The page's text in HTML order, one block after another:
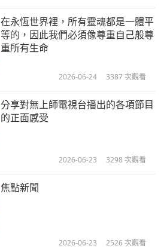
在永恆世界裡，所有靈魂都是一體平
等的，因此我們必須像尊重自己般尊
重所有生命
2026-06-24 3387次觀看
分享對無上師電視台播出的各項節目
的正面感受
2026-06-23 3298 次觀看
焦點新聞
2026-06-23 2526次觀看